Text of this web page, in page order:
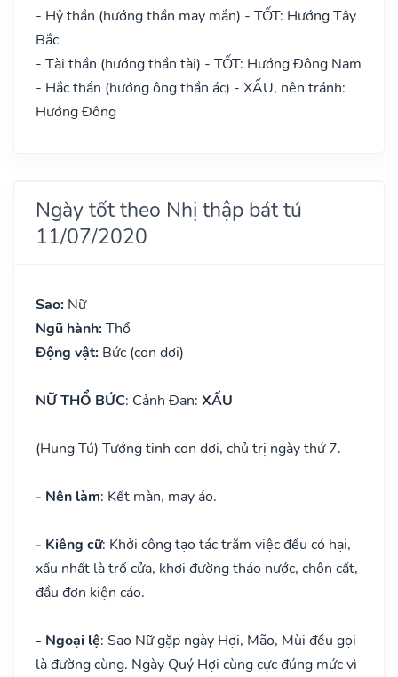
- Hỷ thần (hướng thần may mắn) - TỐT: Hướng Tây
Bắc
- Tài thần (hướng thần tài) - TỐT: Hướng Đông Nam
- Hắc thần (hướng ông thần ác) - XẤU, nên tránh:
Hướng Đông
Ngày tốt theo Nhị thập bát tú
11/07/2020
Sao: Nữ
Ngũ hành: Thổ
Động vật: Bức (con dơi)
NỮ THỔ BỨC: Cảnh Đan: XẤU
(Hung Tú) Tướng tinh con dơi, chủ trị ngày thứ 7.
- Nên làm: Kết màn, may áo.
- Kiêng cữ: Khởi công tạo tác trăm việc đều có hại,
xấu nhất là trổ cửa, khơi đường tháo nước, chôn cất,
đầu đơn kiện cáo.
- Ngoại lệ: Sao Nữ gặp ngày Hợi, Mão, Mùi đều gọi
là đường cùng. Ngày Quý Hợi cùng cực đúng mức vì